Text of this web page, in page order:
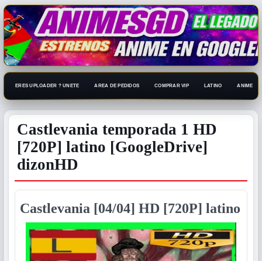
ERES UPLOADER ? UNETE AREA DE PEDIDOS COMPRAR VIP LATINO ANIME
Castlevania temporada 1 HD
[720P] latino [GoogleDrive]
dizonHD
Castlevania [04/04] HD [720P] latino